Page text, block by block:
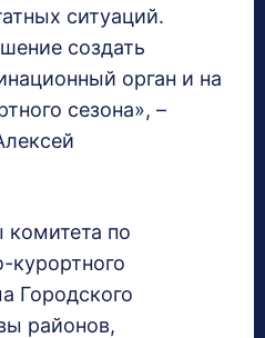
ситуаций.
создать
орган и на
сезона», –
комитета по
курортного
Городского
районов,